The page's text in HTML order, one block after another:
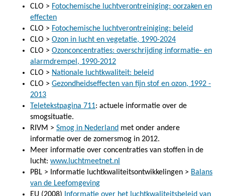
CLO > Fotochemische luchtverontreiniging: oorzaken en
effecten
CLO > Fotochemische luchtverontreiniging: beleid
CLO > Ozon in lucht en vegetatie, 1990-2024
CLO > Ozonconcentraties: overschrijding informatie- en
alarmdrempel, 1990-2012
CLO > Nationale luchtkwaliteit: beleid
CLO > Gezondheidseffecten van fijn stof en ozon, 1992 -
2013
Teletekstpagina 711: actuele informatie over de
smogsituatie.
RIVM > Smog in Nederland met onder andere
informatie over de zomersmog in 2012.
Meer informatie over concentraties van stoffen in de
lucht: www.luchtmeetnet.nl
PBL > Informatie luchtkwaliteitsontwikkelingen > Balans
van de Leefomgeving